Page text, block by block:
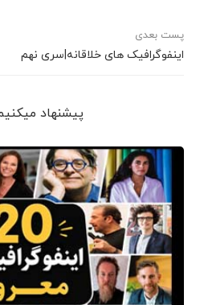
پست بعدی
اینفوگرافیک های خلاقانه|سری نهم
پیشنهاد می‎کنیم ببینید